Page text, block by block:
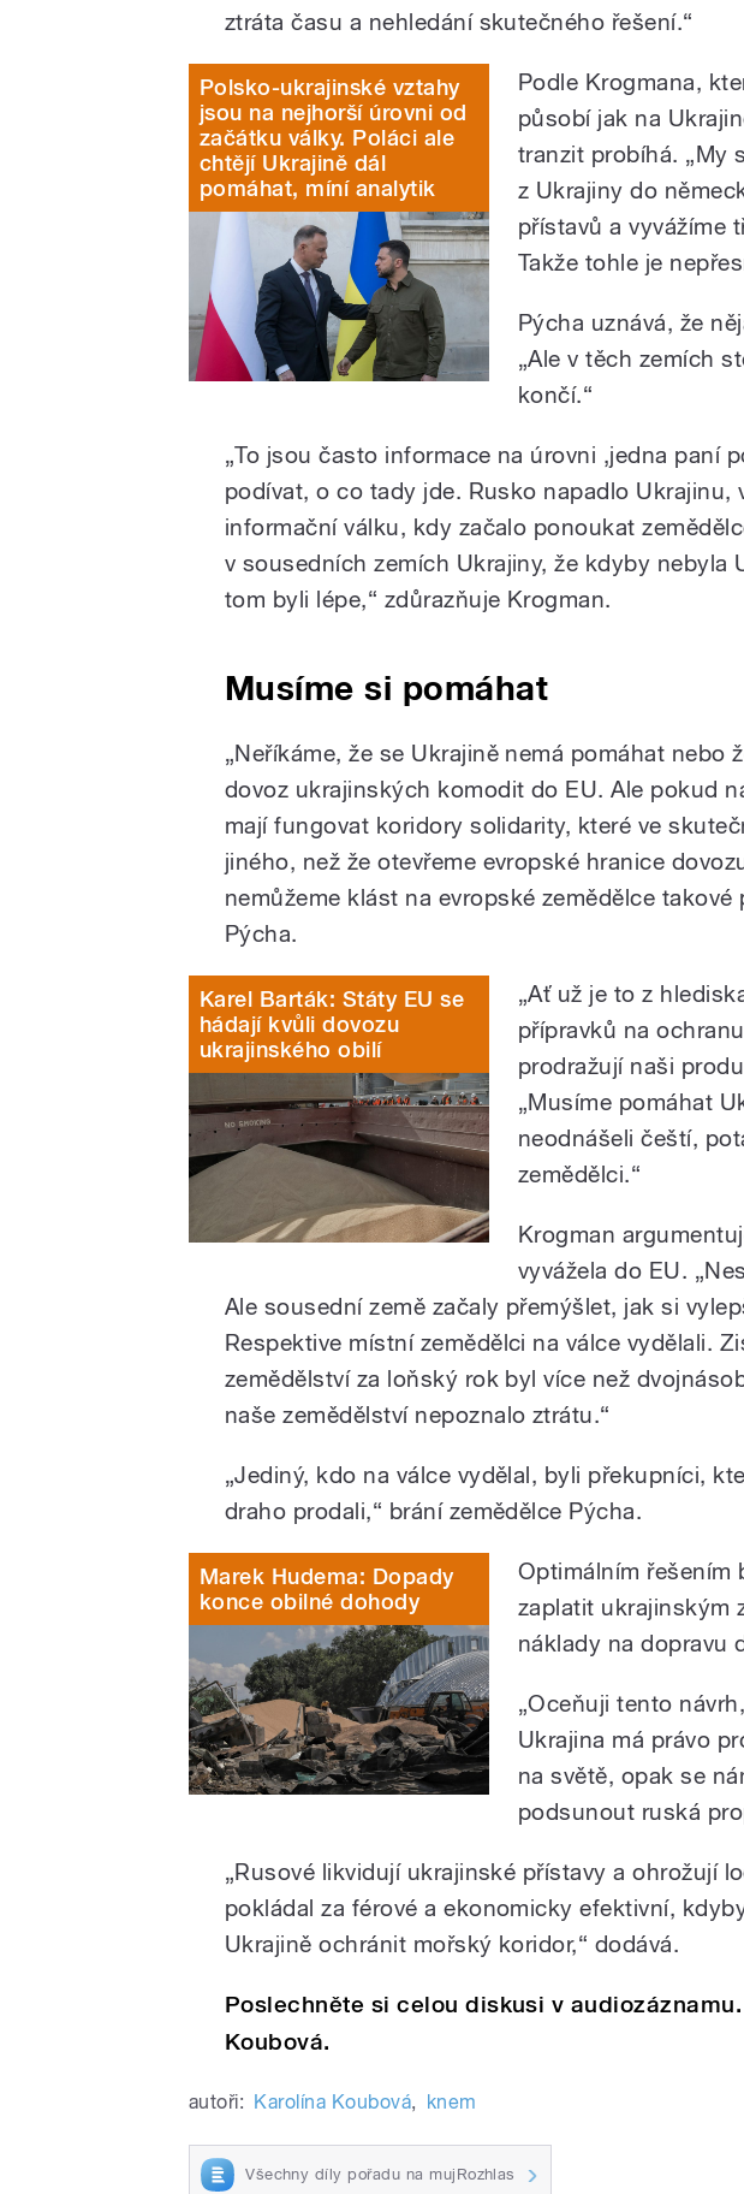
ztráta času a nehledání skutečného řešení.“
Polsko-ukrajinské vztahy
jsou na nejhorší úrovni od
začátku války. Poláci ale
chtějí Ukrajině dál
pomáhat, míní analytik
Podle Krogmana,
působí jak na
tranzit probíhá. „My
z Ukrajiny do
přístavů a vyvážíme
Takže tohle je
Pýcha uznává, že
„Ale v těch zemích
končí.“
„To jsou často informace na úrovni ‚jedna paní
podívat, o co tady jde. Rusko napadlo Ukrajinu,
informační válku, kdy začalo ponoukat
v sousedních zemích Ukrajiny, že kdyby nebyla
tom byli lépe,“ zdůrazňuje Krogman.
Musíme si pomáhat
„Neříkáme, že se Ukrajině nemá pomáhat nebo
dovoz ukrajinských komodit do EU. Ale pokud
mají fungovat koridory solidarity, které ve
jiného, než že otevřeme evropské hranice
nemůžeme klást na evropské zemědělce takové
Pýcha.
Karel Barták: Státy EU se
hádají kvůli dovozu
ukrajinského obilí
„Ať už je to z
přípravků na
prodražují naši
„Musíme pomáhat
neodnášeli čeští,
zemědělci.“
Krogman
vyvážela do EU.
Ale sousední země začaly přemýšlet, jak si
Respektive místní zemědělci na válce vydělali.
zemědělství za loňský rok byl více než
naše zemědělství nepoznalo ztrátu.“
„Jediný, kdo na válce vydělal, byli překupníci,
draho prodali,“ brání zemědělce Pýcha.
Marek Hudema: Dopady
konce obilné dohody
Optimálním řešením
zaplatit ukrajinským
náklady na dopravu
„Oceňuji tento
Ukrajina má právo
na světě, opak se
podsunout ruská
„Rusové likvidují ukrajinské přístavy a ohrožují
pokládal za férové a ekonomicky efektivní,
Ukrajině ochránit mořský koridor,“ dodává.
Poslechněte si celou diskusi v
Koubová.
autoři: Karolína Koubová, knem
Všechny díly pořadu na mujRozhlas